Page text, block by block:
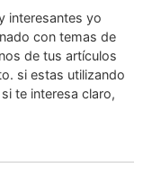
interesantes yo
con temas de
de tus artículos
si estas utilizando
te interesa claro,